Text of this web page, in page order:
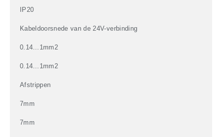
IP20
Kabeldoorsnede van de 24V-verbinding
0.14…1mm2
0.14…1mm2
Afstrippen
7mm
7mm